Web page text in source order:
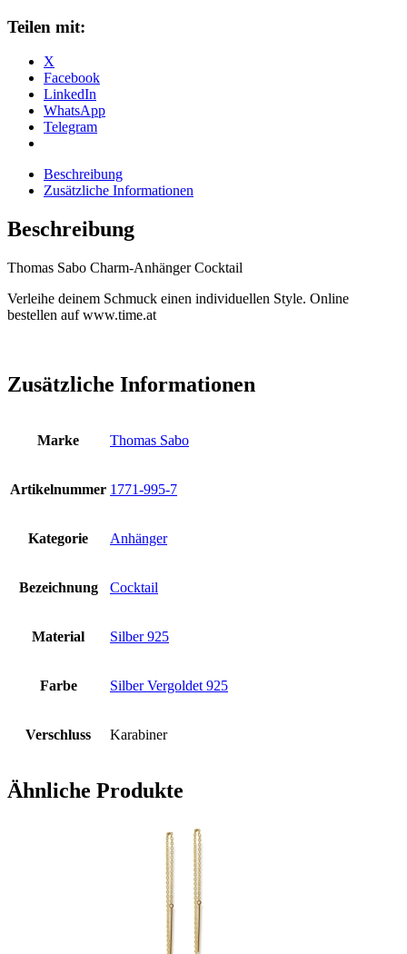
995-
7
Menge
Teilen mit:
X
Facebook
LinkedIn
WhatsApp
Telegram
Beschreibung
Zusätzliche Informationen
Beschreibung
Thomas Sabo Charm-Anhänger Cocktail
Verleihe deinem Schmuck einen individuellen Style. Online
bestellen auf www.time.at
Zusätzliche Informationen
Marke Thomas Sabo
Artikelnummer 1771-995-7
Kategorie Anhänger
Bezeichnung Cocktail
Material Silber 925
Farbe Silber Vergoldet 925
Verschluss Karabiner
Ähnliche Produkte